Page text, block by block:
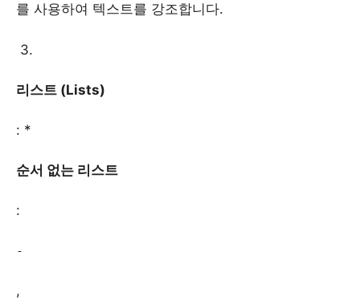
를 사용하여 텍스트를 강조합니다.
3.
리스트 (Lists)
: *
순서 없는 리스트
:
-
,